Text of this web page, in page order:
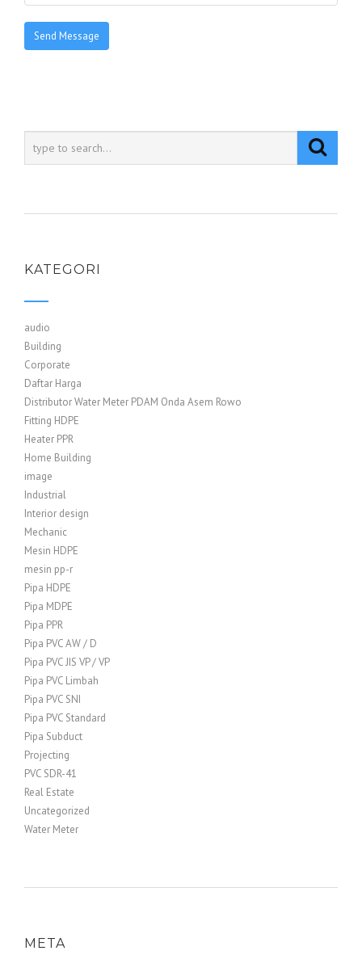
KATEGORI
audio
Building
Corporate
Daftar Harga
Distributor Water Meter PDAM Onda Asem Rowo
Fitting HDPE
Heater PPR
Home Building
image
Industrial
Interior design
Mechanic
Mesin HDPE
mesin pp-r
Pipa HDPE
Pipa MDPE
Pipa PPR
Pipa PVC AW / D
Pipa PVC JIS VP / VP
Pipa PVC Limbah
Pipa PVC SNI
Pipa PVC Standard
Pipa Subduct
Projecting
PVC SDR-41
Real Estate
Uncategorized
Water Meter
META